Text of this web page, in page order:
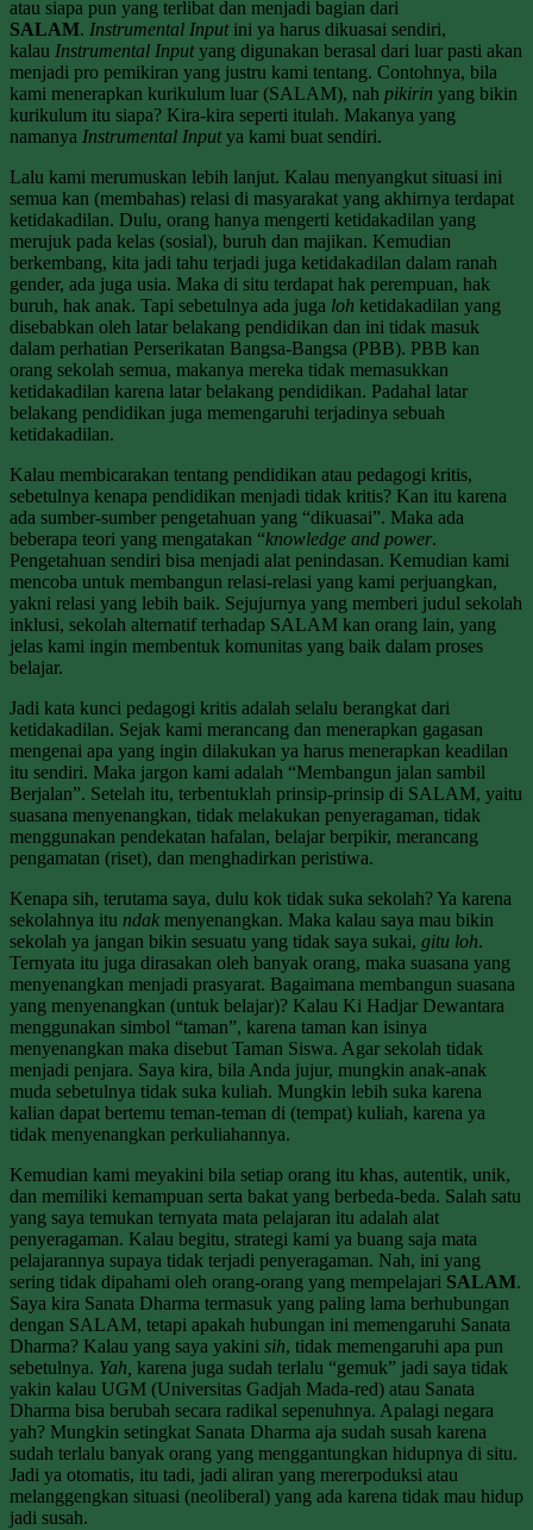
atau siapa pun yang terlibat dan menjadi bagian dari
SALAM. Instrumental Inputini ya harus dikuasai sendiri,
kalau Instrumental Inputyang digunakan berasal dari luar pasti akan
menjadi pro pemikiran yang justru kami tentang. Contohnya, bila
kami menerapkan kurikulum luar (SALAM), nah pikirin yang bikin
kurikulum itu siapa? Kira-kira seperti itulah. Makanya yang
namanya Instrumental Inputya kami buat sendiri.
Lalu kami merumuskan lebih lanjut. Kalau menyangkut situasi ini
semua kan (membahas) relasi di masyarakat yang akhirnya terdapat
ketidakadilan. Dulu, orang hanya mengerti ketidakadilan yang
merujuk pada kelas (sosial), buruh dan majikan. Kemudian
berkembang, kita jadi tahu terjadi juga ketidakadilan dalam ranah
gender, ada juga usia. Maka di situ terdapat hak perempuan, hak
buruh, hak anak. Tapi sebetulnya ada juga loh ketidakadilan yang
disebabkan oleh latar belakang pendidikan dan ini tidak masuk
dalam perhatian Perserikatan Bangsa-Bangsa (PBB). PBB kan
orang sekolah semua, makanya mereka tidak memasukkan
ketidakadilan karena latar belakang pendidikan. Padahal latar
belakang pendidikan juga memengaruhi terjadinya sebuah
ketidakadilan.
Kalau membicarakan tentang pendidikan atau pedagogi kritis,
sebetulnya kenapa pendidikan menjadi tidak kritis? Kan itu karena
ada sumber-sumber pengetahuan yang “dikuasai”. Maka ada
beberapa teori yang mengatakan “knowledge and power.
Pengetahuan sendiri bisa menjadi alat penindasan. Kemudian kami
mencoba untuk membangun relasi-relasi yang kami perjuangkan,
yakni relasi yang lebih baik. Sejujurnya yang memberi judul sekolah
inklusi, sekolah alternatif terhadap SALAM kan orang lain, yang
jelas kami ingin membentuk komunitas yang baik dalam proses
belajar.
Jadi kata kunci pedagogi kritis adalah selalu berangkat dari
ketidakadilan. Sejak kami merancang dan menerapkan gagasan
mengenai apa yang ingin dilakukan ya harus menerapkan keadilan
itu sendiri. Maka jargon kami adalah “Membangun jalan sambil
Berjalan”. Setelah itu, terbentuklah prinsip-prinsip di SALAM, yaitu
suasana menyenangkan, tidak melakukan penyeragaman, tidak
menggunakan pendekatan hafalan, belajar berpikir, merancang
pengamatan (riset), dan menghadirkan peristiwa.
Kenapa sih, terutama saya, dulu kok tidak suka sekolah? Ya karena
sekolahnya itu ndak menyenangkan. Maka kalau saya mau bikin
sekolah ya jangan bikin sesuatu yang tidak saya sukai, gitu loh.
Ternyata itu juga dirasakan oleh banyak orang, maka suasana yang
menyenangkan menjadi prasyarat. Bagaimana membangun suasana
yang menyenangkan (untuk belajar)? Kalau Ki Hadjar Dewantara
menggunakan simbol “taman”, karena taman kan isinya
menyenangkan maka disebut Taman Siswa. Agar sekolah tidak
menjadi penjara. Saya kira, bila Anda jujur, mungkin anak-anak
muda sebetulnya tidak suka kuliah. Mungkin lebih suka karena
kalian dapat bertemu teman-teman di (tempat) kuliah, karena ya
tidak menyenangkan perkuliahannya.
Kemudian kami meyakini bila setiap orang itu khas, autentik, unik,
dan memiliki kemampuan serta bakat yang berbeda-beda. Salah satu
yang saya temukan ternyata mata pelajaran itu adalah alat
penyeragaman. Kalau begitu, strategi kami ya buang saja mata
pelajarannya supaya tidak terjadi penyeragaman. Nah, ini yang
sering tidak dipahami oleh orang-orang yang mempelajari SALAM.
Saya kira Sanata Dharma termasuk yang paling lama berhubungan
dengan SALAM, tetapi apakah hubungan ini memengaruhi Sanata
Dharma? Kalau yang saya yakini sih, tidak memengaruhi apa pun
sebetulnya. Yah, karena juga sudah terlalu “gemuk” jadi saya tidak
yakin kalau UGM (Universitas Gadjah Mada-red) atau Sanata
Dharma bisa berubah secara radikal sepenuhnya. Apalagi negara
yah? Mungkin setingkat Sanata Dharma aja sudah susah karena
sudah terlalu banyak orang yang menggantungkan hidupnya di situ.
Jadi ya otomatis, itu tadi, jadi aliran yang mererpoduksi atau
melanggengkan situasi (neoliberal) yang ada karena tidak mau hidup
jadi susah.